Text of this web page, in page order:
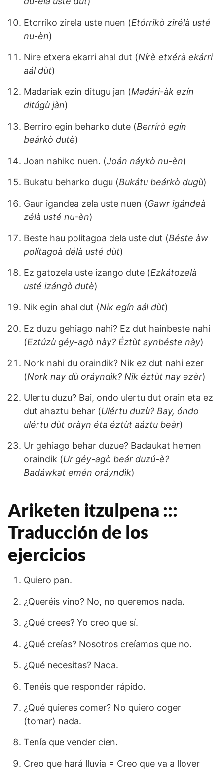
Etorriko zirela uste nuen (Etórrikò zirélà usté
nu-èn)
Nire etxera ekarri ahal dut (Nírè etxérà ekárri
aál dùt)
Madariak ezin ditugu jan (Madári-àk ezín
ditúgù jàn)
Berriro egin beharko dute (Berrírò egín
beárkò dutè)
Joan nahiko nuen. (Joán náykò nu-èn)
Bukatu beharko dugu (Bukátu beárkò dugù)
Gaur igandea zela uste nuen (Gawr igándeà
zélà usté nu-èn)
Beste hau politagoa dela uste dut (Béste àw
polítagoà délà usté dùt)
Ez gatozela uste izango dute (Ezkátozelà
usté izángò dutè)
Nik egin ahal dut (Nik egín aál dùt)
Ez duzu gehiago nahi? Ez dut hainbeste nahi
(Eztúzù géy-agò này? Éztùt aynbéste này)
Nork nahi du oraindik? Nik ez dut nahi ezer
(Nork nay dù oráyndìk? Nik éztùt nay ezèr)
Ulertu duzu? Bai, ondo ulertu dut orain eta ez
dut ahaztu behar (Ulértu duzù? Bay, óndo
ulértu dùt oràyn éta éztùt aáztu beàr)
Ur gehiago behar duzue? Badaukat hemen
oraindik (Ur géy-agò beár duzú-è?
Badáwkat emén oráyndìk)
Ariketen itzulpena :::
Traducción de los
ejercicios
Quiero pan.
¿Queréis vino? No, no queremos nada.
¿Qué crees? Yo creo que sí.
¿Qué creías? Nosotros creíamos que no.
¿Qué necesitas? Nada.
Tenéis que responder rápido.
¿Qué quieres comer? No quiero coger
(tomar) nada.
Tenía que vender cien.
Creo que hará lluvia = Creo que va a llover